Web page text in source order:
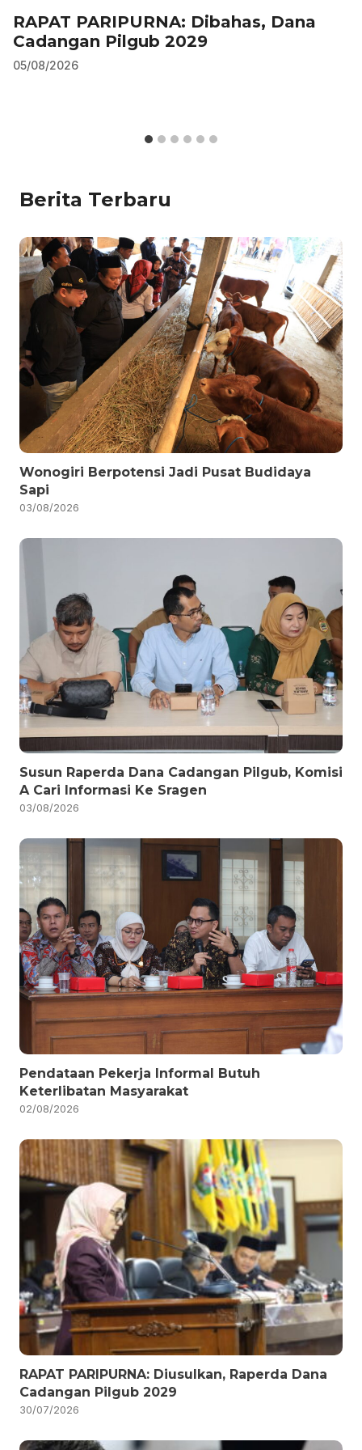
RAPAT PARIPURNA: Dibahas, Dana
Cadangan Pilgub 2029
05/08/2026
Berita Terbaru
Wonogiri Berpotensi Jadi Pusat Budidaya
Sapi
03/08/2026
Susun Raperda Dana Cadangan Pilgub, Komisi
A Cari Informasi Ke Sragen
03/08/2026
Pendataan Pekerja Informal Butuh
Keterlibatan Masyarakat
02/08/2026
RAPAT PARIPURNA: Diusulkan, Raperda Dana
Cadangan Pilgub 2029
30/07/2026